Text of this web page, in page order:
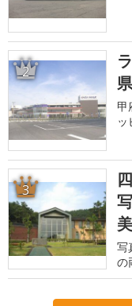
2
甲
ッ
3
写
の